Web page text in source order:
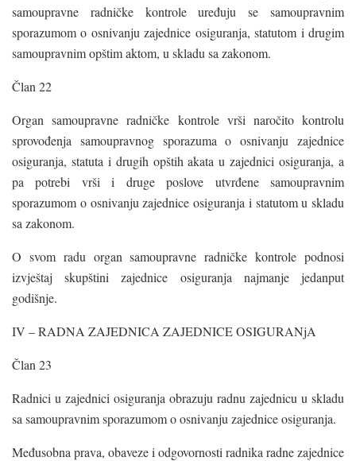
samoupravne radničke kontrole uređuju se samoupravnim
sporazumom o osnivanju zajednice osiguranja, statutom i drugim
samoupravnim opštim aktom, u skladu sa zakonom.
Član 22
Organ samoupravne radničke kontrole vrši naročito kontrolu
sprovođenja samoupravnog sporazuma o osnivanju zajednice
osiguranja, statuta i drugih opštih akata u zajednici osiguranja, a
pa potrebi vrši i druge poslove utvrđene samoupravnim
sporazumom o osnivanju zajednice osiguranja i statutom u skladu
sa zakonom.
O svom radu organ samoupravne radničke kontrole podnosi
izvještaj skupštini zajednice osiguranja najmanje jedanput
godišnje.
IV – RADNA ZAJEDNICA ZAJEDNICE OSIGURANjA
Član 23
Radnici u zajednici osiguranja obrazuju radnu zajednicu u skladu
sa samoupravnim sporazumom o osnivanju zajednice osiguranja.
Međusobna prava, obaveze i odgovornosti radnika radne zajednice